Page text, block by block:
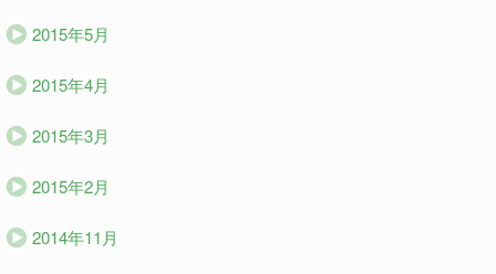
2015年5月
2015年4月
2015年3月
2015年2月
2014年11月